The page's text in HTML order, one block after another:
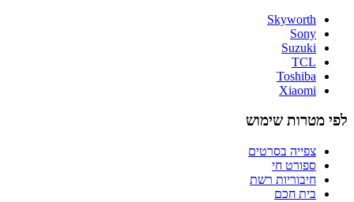
Skyworth
Sony
Suzuki
TCL
Toshiba
Xiaomi
לפי מטרות שימוש
צפייה בסרטים
ספורט חי
חיבוריות רשת
בית חכם